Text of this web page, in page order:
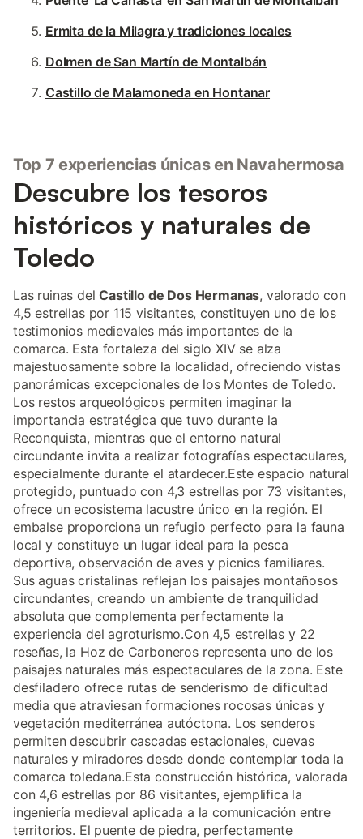
Ermita de la Milagra y tradiciones locales
Dolmen de San Martín de Montalbán
Castillo de Malamoneda en Hontanar
Top 7 experiencias únicas en Navahermosa
Descubre los tesoros
históricos y naturales de
Toledo
Las ruinas delCastillo de Dos Hermanas, valorado con
4,5 estrellas por 115 visitantes, constituyen uno de los
testimonios medievales más importantes de la
comarca. Esta fortaleza del siglo XIV se alza
majestuosamente sobre la localidad, ofreciendo vistas
panorámicas excepcionales de los Montes de Toledo.
Los restos arqueológicos permiten imaginar la
importancia estratégica que tuvo durante la
Reconquista, mientras que el entorno natural
circundante invita a realizar fotografías espectaculares,
especialmente durante el atardecer.Este espacio natural
protegido, puntuado con 4,3 estrellas por 73 visitantes,
ofrece un ecosistema lacustre único en la región. El
embalse proporciona un refugio perfecto para la fauna
local y constituye un lugar ideal para la pesca
deportiva, observación de aves y picnics familiares.
Sus aguas cristalinas reflejan los paisajes montañosos
circundantes, creando un ambiente de tranquilidad
absoluta que complementa perfectamente la
experiencia del agroturismo.Con 4,5 estrellas y 22
reseñas, la Hoz de Carboneros representa uno de los
paisajes naturales más espectaculares de la zona. Este
desfiladero ofrece rutas de senderismo de dificultad
media que atraviesan formaciones rocosas únicas y
vegetación mediterránea autóctona. Los senderos
permiten descubrir cascadas estacionales, cuevas
naturales y miradores desde donde contemplar toda la
comarca toledana.Esta construcción histórica, valorada
con 4,6 estrellas por 86 visitantes, ejemplifica la
ingeniería medieval aplicada a la comunicación entre
territorios. El puente de piedra, perfectamente